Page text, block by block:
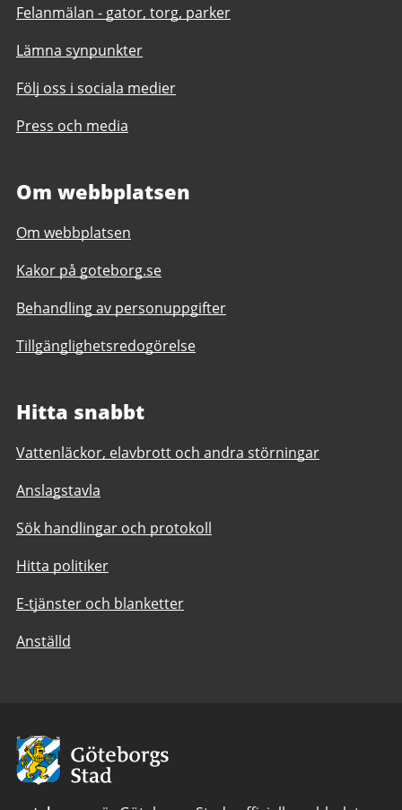
Felanmälan - gator, torg, parker
Lämna synpunkter
Följ oss i sociala medier
Press och media
Om webbplatsen
Om webbplatsen
Kakor på goteborg.se
Behandling av personuppgifter
Tillgänglighetsredogörelse
Hitta snabbt
Vattenläckor, elavbrott och andra störningar
Anslagstavla
Sök handlingar och protokoll
Hitta politiker
E-tjänster och blanketter
Anställd
Avsändare:
Göteborgs
Stad